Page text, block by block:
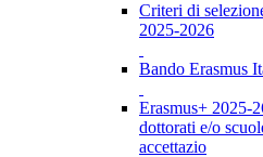
Criteri di
2025-2026
Bando Erasmus
Erasmus+ 2025-
dottorati e/o
accettazio